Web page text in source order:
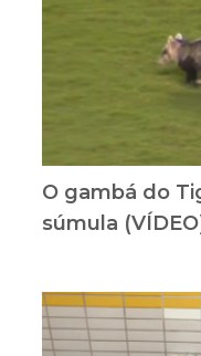
O gambá do
súmula